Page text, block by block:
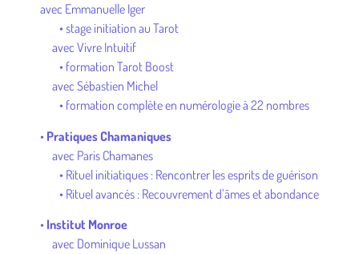
avec Emmanuelle Iger
• stage initiation au Tarot
avec Vivre Intuitif
• formation Tarot Boost
avec Sébastien Michel
• formation complète en numérologie à 22 nombres
• Pratiques Chamaniques
avec Paris Chamanes
• Rituel initiatiques : Rencontrer les esprits de guérison
• Rituel avancés : Recouvrement d’âmes et abondance
• Institut Monroe
avec Dominique Lussan